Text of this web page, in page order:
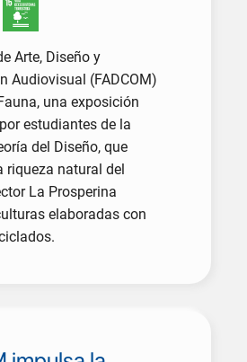
Arte, Diseño y
Audiovisual (FADCOM)
una exposición
estudiantes de la
del Diseño, que
riqueza natural del
La Prosperina
elaboradas con